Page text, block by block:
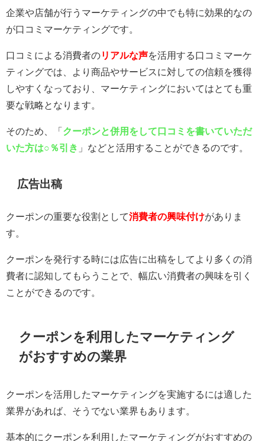
企業や店舗が行うマーケティングの中でも特に効果的なの
が口コミマーケティングです。
口コミによる消費者のリアルな声を活用する口コミマーケ
ティングでは、より商品やサービスに対しての信頼を獲得
しやすくなっており、マーケティングにおいてはとても重
要な戦略となります。
そのため、「 クーポンと併用をして口コミを書いていただ
いた方は○％引き 」などと活用することができるのです。
広告出稿
クーポンの重要な役割として消費者の興味付けがありま
す。
クーポンを発行する時には広告に出稿をしてより多くの消
費者に認知してもらうことで、幅広い消費者の興味を引く
ことができるのです。
クーポンを利用したマーケティング
がおすすめの業界
クーポンを活用したマーケティングを実施するには適した
業界があれば、そうでない業界もあります。
基本的にクーポンを利用したマーケティングがおすすめの